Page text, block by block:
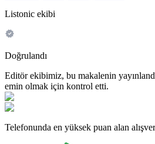
Listonic ekibi
Doğrulandı
Editör ekibimiz, bu makalenin
emin olmak için kontrol etti.
Telefonunda en yüksek puan alan